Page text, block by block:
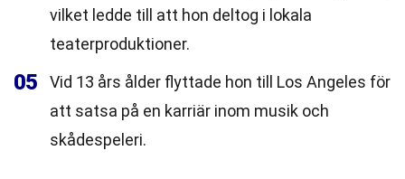
vilket ledde till att hon deltog i lokala
teaterproduktioner.
05
Vid 13 års ålder flyttade hon till Los Angeles för
att satsa på en karriär inom musik och
skådespeleri.